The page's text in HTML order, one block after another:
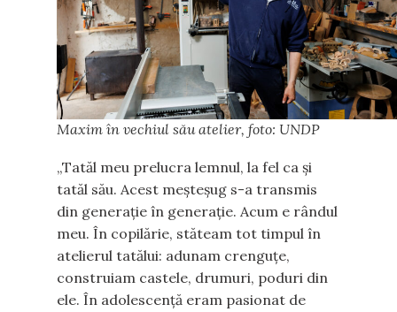
Maxim în vechiul său atelier, foto: UNDP
„Tatăl meu prelucra lemnul, la fel ca și
tatăl său. Acest meșteșug s-a transmis
din generație în generație. Acum e rândul
meu. În copilărie, stăteam tot timpul în
atelierul tatălui: adunam crenguțe,
construiam castele, drumuri, poduri din
ele. În adolescență eram pasionat de